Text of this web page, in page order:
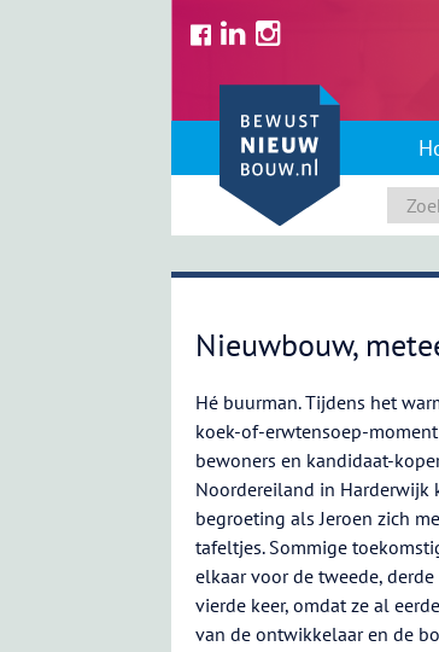
Nieuwbouw,
Hé buurman. Tijdens het
koek-of-erwtensoep-
bewoners en kandidaat-
Noordereiland in Harderwijk
begroeting als Jeroen zich
tafeltjes. Sommige
elkaar voor de tweede,
vierde keer, omdat ze al
van de ontwikkelaar en de